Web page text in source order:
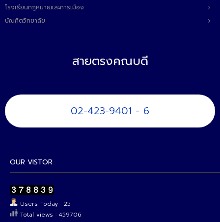
โรงเรียนกฎหมายและการเมือง
บัณฑิตวิทยาลัย
สายตรงคณบดี
02-423-9401 - 6
OUR VISTOR
Users Today : 25
Total views : 459706